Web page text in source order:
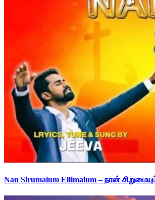
Nan Sirumaium Ellimaium – நான்